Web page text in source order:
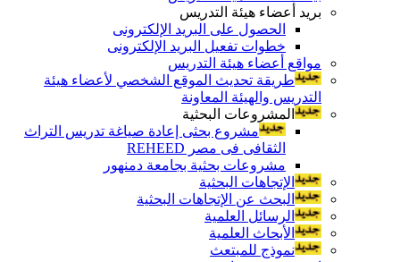
بريد أعضاء هيئة التدريس
الحصول على البريد الإلكترونى
خطوات تفعيل البريد الإلكترونى
مواقع أعضاء هيئة التدريس
طريقة تحديث الموقع الشخصي لأعضاء هيئة
التدريس والهيئة المعاونة
المشروعات البحثية
مشروع بحثى إعادة صياغة تدريس التراث
الثقافى فى مصر REHEED
مشروعات بحثية بجامعة دمنهور
الإتجاهات البحثية
البحث عن الإتجاهات البحثية
الرسائل العلمية
الأبحاث العلمية
نموذج للمبتعث